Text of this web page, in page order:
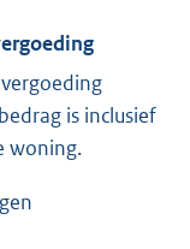
is inclusief
woning.